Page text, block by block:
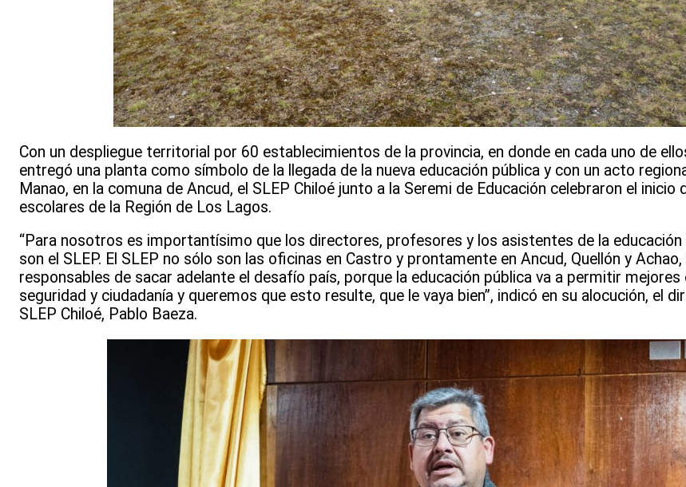
Con un despliegue territorial por 60 establecimientos de la provincia, en donde en cada uno de
entregó una planta como símbolo de la llegada de la nueva educación pública y con un acto
Manao, en la comuna de Ancud, el SLEP Chiloé junto a la Seremi de Educación celebraron el inicio
escolares de la Región de Los Lagos.
“Para nosotros es importantísimo que los directores, profesores y los asistentes de la
son el SLEP. El SLEP no sólo son las oficinas en Castro y prontamente en Ancud, Quellón y
responsables de sacar adelante el desafío país, porque la educación pública va a permitir mejores
seguridad y ciudadanía y queremos que esto resulte, que le vaya bien”, indicó en su alocución, el
SLEP Chiloé, Pablo Baeza.